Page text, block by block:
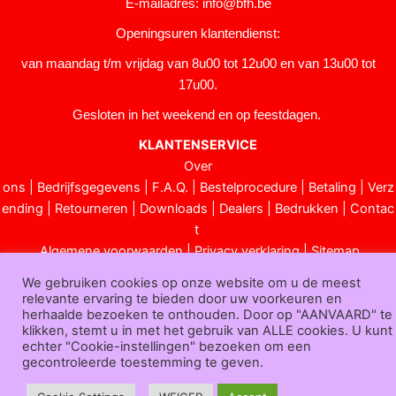
E-mailadres: info@bfh.be
Openingsuren klantendienst:
van maandag t/m vrijdag van 8u00 tot 12u00 en van 13u00 tot
17u00.
Gesloten in het weekend en op feestdagen.
KLANTENSERVICE
Over
ons
Bedrijfsgegevens F.A.Q. Bestelprocedure| Betaling
Verz
ending
Retourneren Downloads Dealers Bedrukken
Contac
t
Algemene voorwaarden|Privacy verklaring|Sitemap
We gebruiken cookies op onze website om u de meest
relevante ervaring te bieden door uw voorkeuren en
herhaalde bezoeken te onthouden. Door op "AANVAARD" te
klikken, stemt u in met het gebruik van ALLE cookies. U kunt
echter "Cookie-instellingen" bezoeken om een
gecontroleerde toestemming te geven.